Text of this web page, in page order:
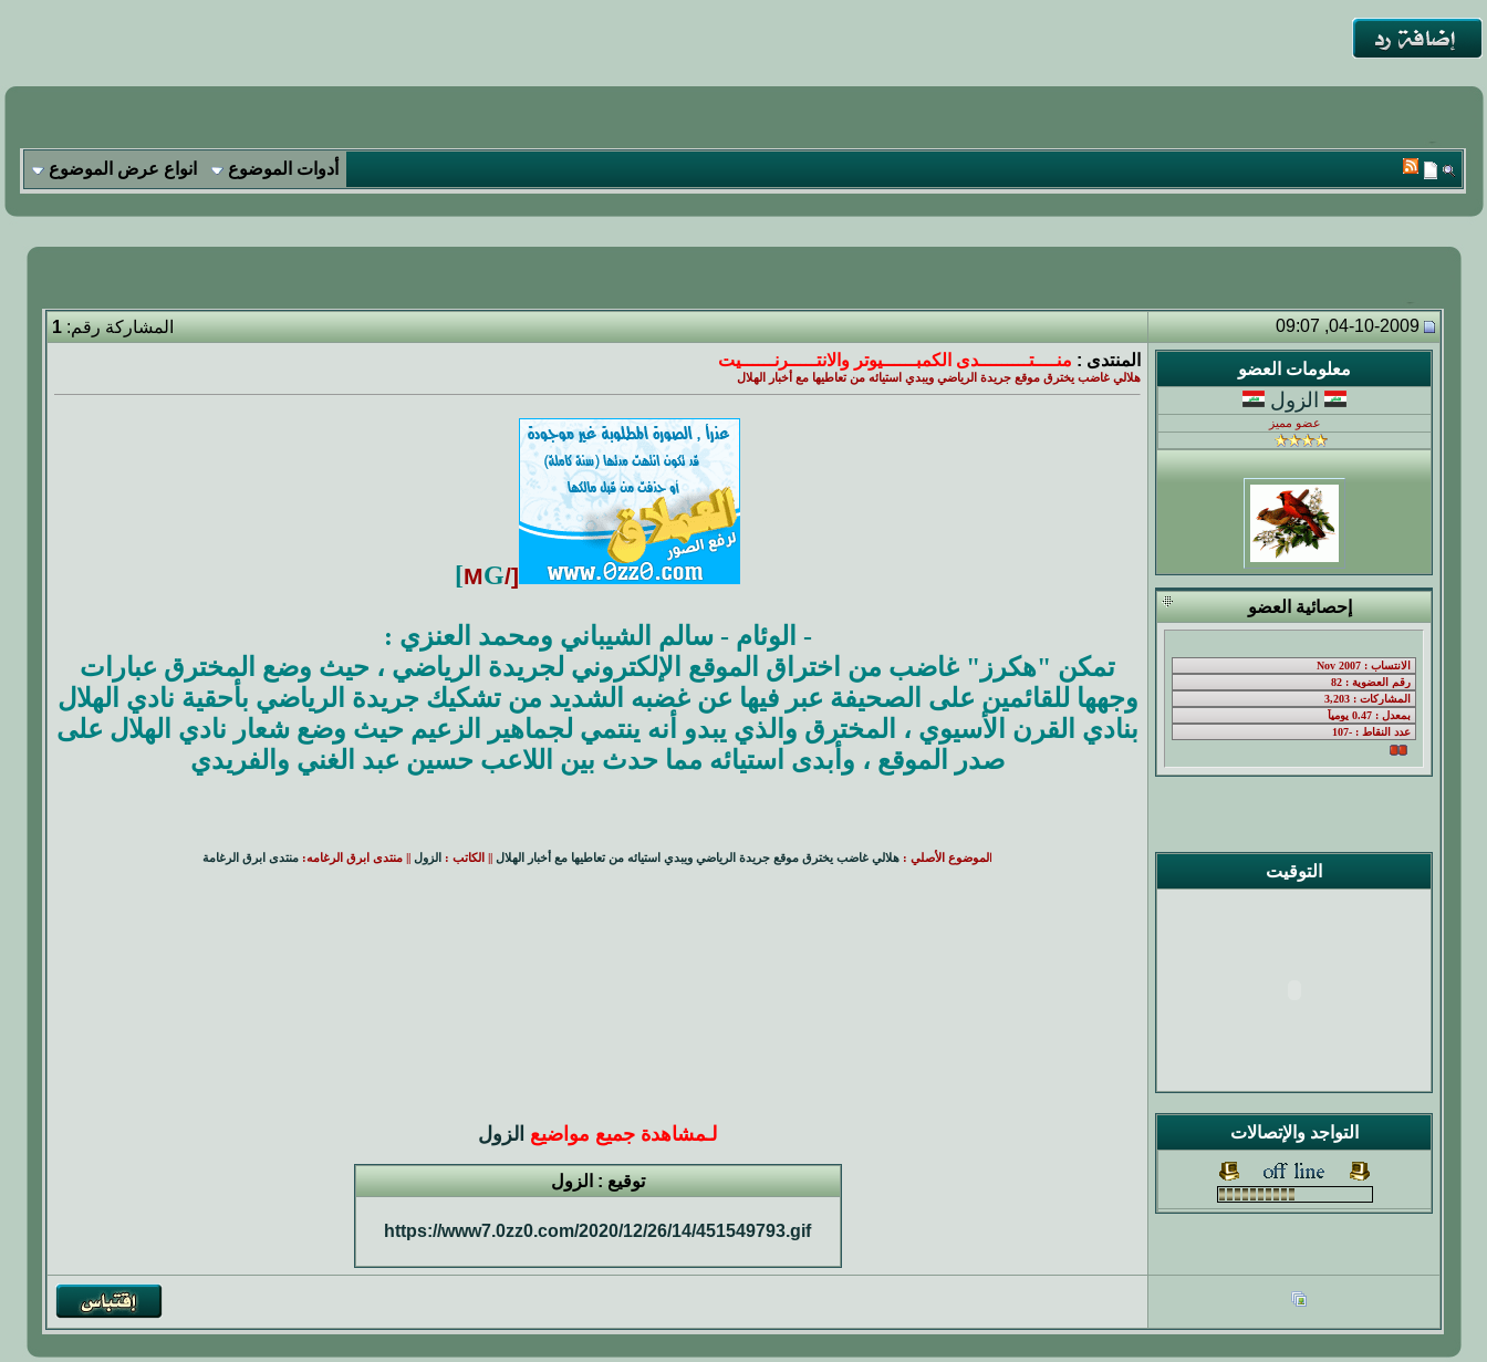
أدوات الموضوع انواع عرض الموضوع
04-10-2009, 09:07 المشاركة رقم:1
معلومات العضو
الزول
عضو مميز
إحصائية العضو
التوقيت
التواجد والإتصالات
المنتدى : منــــتـــــــــدى الكمبــــــيوتر والانتـــــرنــــــيت
هلالي غاضب يخترق موقع جريدة الرياضي ويبدي استيائه من تعاطيها مع أخبار الهلال
[/M
G]
- الوئام - سالم الشيباني ومحمد العنزي :
تمكن "هكرز" غاضب من اختراق الموقع الإلكتروني لجريدة الرياضي ، حيث وضع المخترق عبارات
وجهها للقائمين على الصحيفة عبر فيها عن غضبه الشديد من تشكيك جريدة الرياضي بأحقية نادي الهلال
بنادي القرن الأسيوي ، المخترق والذي يبدو أنه ينتمي لجماهير الزعيم حيث وضع شعار نادي الهلال على
صدر الموقع ، وأبدى استيائه مما حدث بين اللاعب حسين عبد الغني والفريدي
لموضوع الأصلي : هلالي غاضب يخترق موقع جريدة الرياضي ويبدي استيائه من تعاطيها مع أخبار الهلال || الكاتب : الزول || منتدى ابرق الرغامه: منتدى ابرق الرغامة
لـمشاهدة جميع مواضيع الزول
توقيع : الزول
https://www7.0zz0.com/2020/12/26/14/451549793.gif